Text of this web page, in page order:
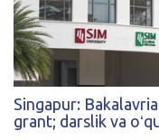
Qidirish
Kirish
Singapur:
grant; darslik va